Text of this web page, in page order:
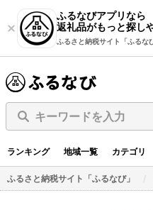
ふるなびアプリなら
返礼品がもっと探し
ふるさと納税サイト「ふるな
キーワードを入力
ランキング 地域一覧 カテゴリ
ふるさと納税サイト「ふるなび」